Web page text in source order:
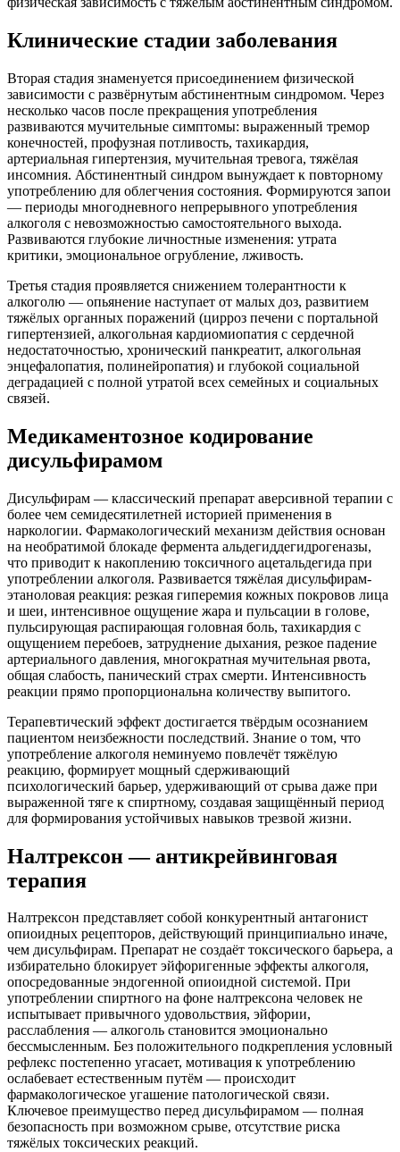
Клинические стадии заболевания
Вторая стадия знаменуется присоединением физической
зависимости с развёрнутым абстинентным синдромом. Через
несколько часов после прекращения употребления
развиваются мучительные симптомы: выраженный тремор
конечностей, профузная потливость, тахикардия,
артериальная гипертензия, мучительная тревога, тяжёлая
инсомния. Абстинентный синдром вынуждает к повторному
употреблению для облегчения состояния. Формируются запои
— периоды многодневного непрерывного употребления
алкоголя с невозможностью самостоятельного выхода.
Развиваются глубокие личностные изменения: утрата
критики, эмоциональное огрубление, лживость.
Третья стадия проявляется снижением толерантности к
алкоголю — опьянение наступает от малых доз, развитием
тяжёлых органных поражений (цирроз печени с портальной
гипертензией, алкогольная кардиомиопатия с сердечной
недостаточностью, хронический панкреатит, алкогольная
энцефалопатия, полинейропатия) и глубокой социальной
деградацией с полной утратой всех семейных и социальных
связей.
Медикаментозное кодирование
дисульфирамом
Дисульфирам — классический препарат аверсивной терапии с
более чем семидесятилетней историей применения в
наркологии. Фармакологический механизм действия основан
на необратимой блокаде фермента альдегиддегидрогеназы,
что приводит к накоплению токсичного ацетальдегида при
употреблении алкоголя. Развивается тяжёлая дисульфирам-
этаноловая реакция: резкая гиперемия кожных покровов лица
и шеи, интенсивное ощущение жара и пульсации в голове,
пульсирующая распирающая головная боль, тахикардия с
ощущением перебоев, затруднение дыхания, резкое падение
артериального давления, многократная мучительная рвота,
общая слабость, панический страх смерти. Интенсивность
реакции прямо пропорциональна количеству выпитого.
Терапевтический эффект достигается твёрдым осознанием
пациентом неизбежности последствий. Знание о том, что
употребление алкоголя неминуемо повлечёт тяжёлую
реакцию, формирует мощный сдерживающий
психологический барьер, удерживающий от срыва даже при
выраженной тяге к спиртному, создавая защищённый период
для формирования устойчивых навыков трезвой жизни.
Налтрексон — антикрейвинговая
терапия
Налтрексон представляет собой конкурентный антагонист
опиоидных рецепторов, действующий принципиально иначе,
чем дисульфирам. Препарат не создаёт токсического барьера, а
избирательно блокирует эйфоригенные эффекты алкоголя,
опосредованные эндогенной опиоидной системой. При
употреблении спиртного на фоне налтрексона человек не
испытывает привычного удовольствия, эйфории,
расслабления — алкоголь становится эмоционально
бессмысленным. Без положительного подкрепления условный
рефлекс постепенно угасает, мотивация к употреблению
ослабевает естественным путём — происходит
фармакологическое угашение патологической связи.
Ключевое преимущество перед дисульфирамом — полная
безопасность при возможном срыве, отсутствие риска
тяжёлых токсических реакций.